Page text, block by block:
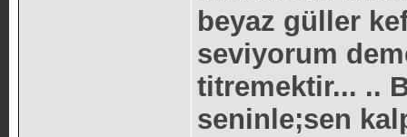
beyaz güller
seviyorum
titremektir... ..
seninle;sen